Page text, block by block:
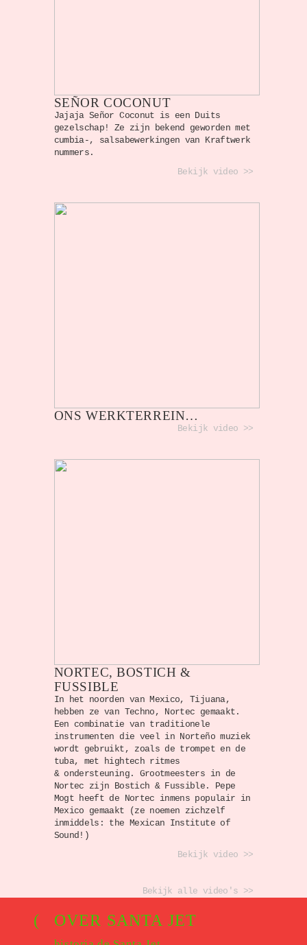
SEÑOR COCONUT
Jajaja Señor Coconut is een Duits
gezelschap! Ze zijn bekend geworden met
cumbia-, salsabewerkingen van Kraftwerk
nummers.
Bekijk video >>
ONS WERKTERREIN…
Bekijk video >>
NORTEC, BOSTICH &
FUSSIBLE
In het noorden van Mexico, Tijuana,
hebben ze van Techno, Nortec gemaakt.
Een combinatie van traditionele
instrumenten die veel in Norteño muziek
wordt gebruikt, zoals de trompet en de
tuba, met hightech ritmes
& ondersteuning. Grootmeesters in de
Nortec zijn Bostich & Fussible. Pepe
Mogt heeft de Nortec inmens populair in
Mexico gemaakt (ze noemen zichzelf
inmiddels: the Mexican Institute of
Sound!)
Bekijk video >>
Bekijk alle video's >>
( OVER SANTA JET